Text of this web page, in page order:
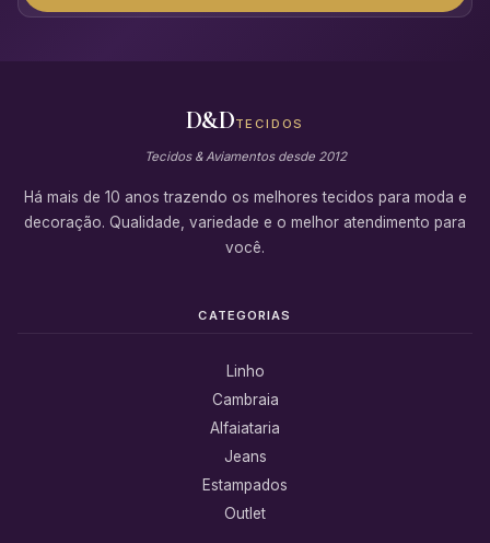
D&DTECIDOS
Tecidos & Aviamentos desde 2012
Há mais de 10 anos trazendo os melhores tecidos para moda e
decoração. Qualidade, variedade e o melhor atendimento para
você.
CATEGORIAS
Linho
Cambraia
Alfaiataria
Jeans
Estampados
Outlet